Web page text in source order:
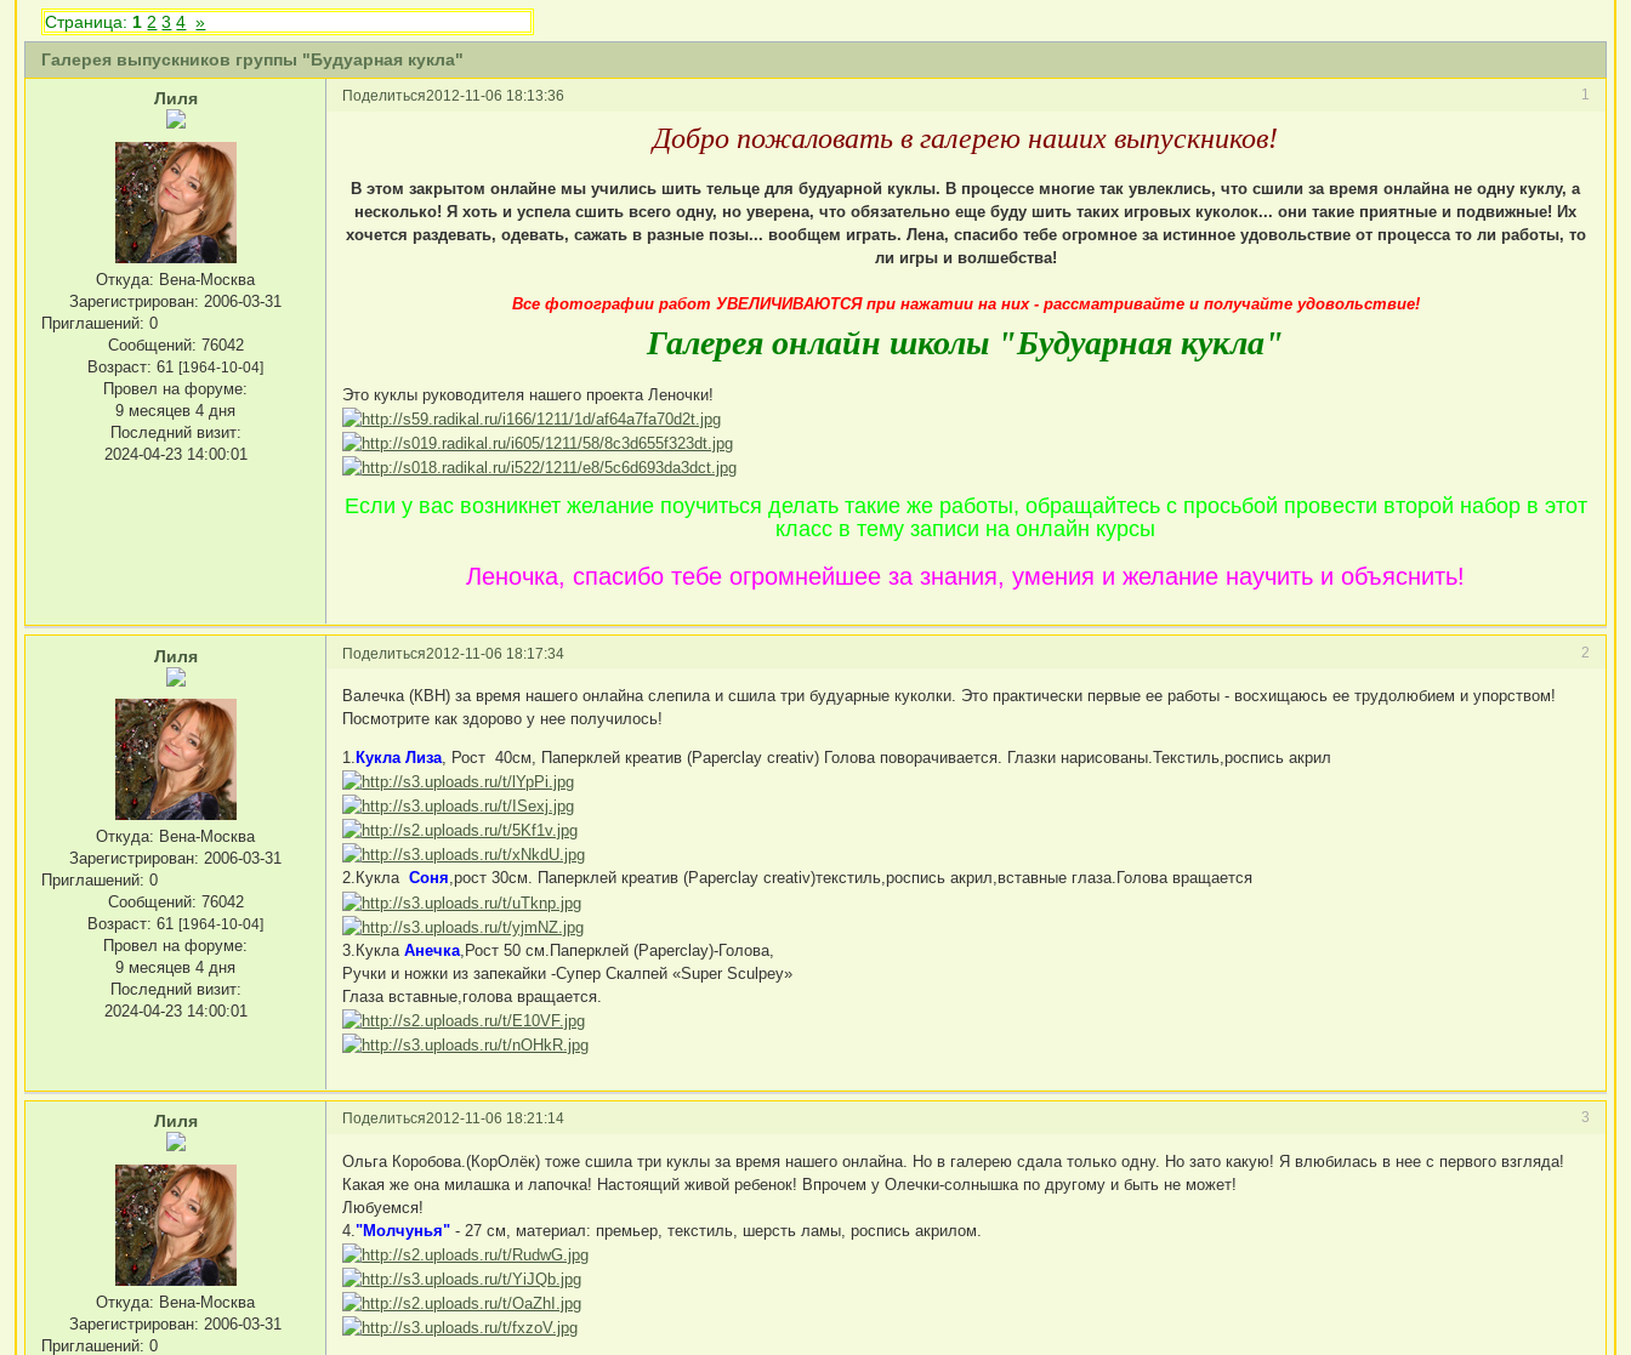
Галерея выпускников группы "Будуарная кукла"
Страница: 1 2 3 4 »
Поделиться 1
2012-11-06 18:13:36
Лиля
Откуда: Вена-Москва
Зарегистрирован: 2006-03-31
Приглашений: 0
Сообщений: 76042
Возраст: 61[1964-10-04]
Провел на форуме:
9 месяцев 4 дня
Последний визит:
2024-04-23 14:00:01
Добро пожаловать в галерею наших выпускников!
В этом закрытом онлайне мы учились шить тельце для будуарной куклы. В процессе многие так увлеклись, что сшили за время онлайна не одну куклу, а
несколько! Я хоть и успела сшить всего одну, но уверена, что обязательно еще буду шить таких игровых куколок... они такие приятные и подвижные! Их
хочется раздевать, одевать, сажать в разные позы... вообщем играть. Лена, спасибо тебе огромное за истинное удовольствие от процесса то ли работы, то
ли игры и волшебства!
Все фотографии работ УВЕЛИЧИВАЮТСЯ при нажатии на них - рассматривайте и получайте удовольствие!
Галерея онлайн школы "Будуарная кукла"
Это куклы руководителя нашего проекта Леночки!
Если у вас возникнет желание поучиться делать такие же работы, обращайтесь с просьбой провести второй набор в этот
класс в тему записи на онлайн курсы
Леночка, спасибо тебе огромнейшее за знания, умения и желание научить и объяснить!
Поделиться 2
2012-11-06 18:17:34
Лиля
Откуда: Вена-Москва
Зарегистрирован: 2006-03-31
Приглашений: 0
Сообщений: 76042
Возраст: 61[1964-10-04]
Провел на форуме:
9 месяцев 4 дня
Последний визит:
2024-04-23 14:00:01
Валечка (КВН) за время нашего онлайна слепила и сшила три будуарные куколки. Это практически первые ее работы - восхищаюсь ее трудолюбием и упорством!
Посмотрите как здорово у нее получилось!
1. Кукла Лиза, Рост 40см, Паперклей креатив (Paperclay creativ) Голова поворачивается. Глазки нарисованы.Текстиль,роспись акрил
2.КуклаCоня,рост 30см. Паперклей креатив (Paperclay creativ)текстиль,роспись акрил,вставные глаза.Голова вращается
3.КуклаАнечка ,Рост 50 см.Паперклей (Paperclay)-Голова,
Ручки и ножки из запекайки -Супер Скалпей «Super Sculpey»
Глаза вставные,голова вращается.
Поделиться 3
2012-11-06 18:21:14
Лиля
Откуда: Вена-Москва
Зарегистрирован: 2006-03-31
Приглашений: 0
Ольга Коробова.(КорОлёк) тоже сшила три куклы за время нашего онлайна. Но в галерею сдала только одну. Но зато какую! Я влюбилась в нее с первого взгляда!
Какая же она милашка и лапочка! Настоящий живой ребенок! Впрочем у Олечки-солнышка по другому и быть не может!
Любуемся!
4."Молчунья" - 27 см, материал: премьер, текстиль, шерсть ламы, роспись акрилом.